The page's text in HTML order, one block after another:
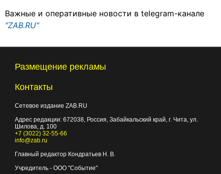
Важные и оперативные новости в telegram-канале
"ZAB.RU"
Размещение рекламы
Контакты
Сетевое издание ZAB.RU
Адрес редакции: 672038, Россия, Забайкальский край, г. Чита, ул.
Шилова, д. 100
+7 (3022) 32-55-66
info@zab.ru
Главный редактор Кондратьев Н. В.
Учредитель - ООО "Событие"